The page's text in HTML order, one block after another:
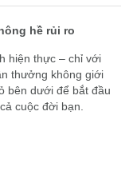
hề rủi ro
hiện thực – chỉ với
thưởng không giới
bên dưới để bắt đầu
cuộc đời bạn.